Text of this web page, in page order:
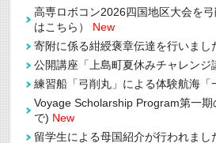
高専ロボコン2026四国地区大会を
はこちら） New
寄附に係る紺綬褒章伝達を行いまし
公開講座「上島町夏休みチャレンジ
練習船「弓削丸」による体験航海「
Voyage Scholarship Program第一
で) New
留学生による母国紹介が行われまし